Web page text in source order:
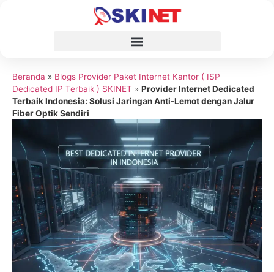
Beranda » Blogs Provider Paket Internet Kantor ( ISP
Dedicated IP Terbaik ) SKINET » Provider Internet Dedicated
Terbaik Indonesia: Solusi Jaringan Anti-Lemot dengan Jalur
Fiber Optik Sendiri